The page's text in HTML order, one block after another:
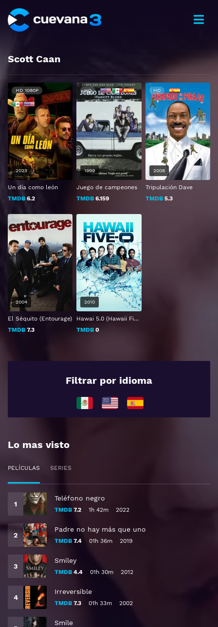
Scott Caan
Un día como león
TMDB 6.2
HD 1080P
2023
Juego de campeones
TMDB 6.159
HD
1999
Tripulación Dave
TMDB5.3
HD
2008
El Séquito (Entourage)
TMDB 7.3
2004
Hawai 5.0 (Hawaii Five-0)
TMDB 0
2010
Filtrar por idioma
Lo mas visto
PELÍCULAS SERIES
Teléfono negro
TMDB 7.2 1h 42m 2022
Padre no hay más que uno
TMDB 7.4 01h 36m 2019
Smiley
TMDB 4.4 01h 30m 2012
Irreversible
TMDB 7.3 01h 33m 2002
Smile